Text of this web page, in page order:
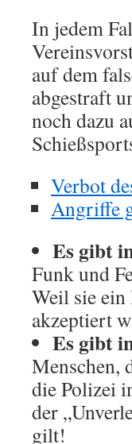
In jedem
auf dem
abgestraft
noch dazu
Verbot
Angriffe
Es gibt
Funk und
Weil sie ein
akzeptiert
Es gibt
Menschen,
die Polizei
der
gilt!